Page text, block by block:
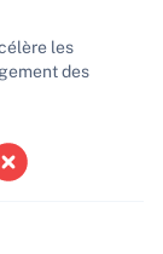
les
des